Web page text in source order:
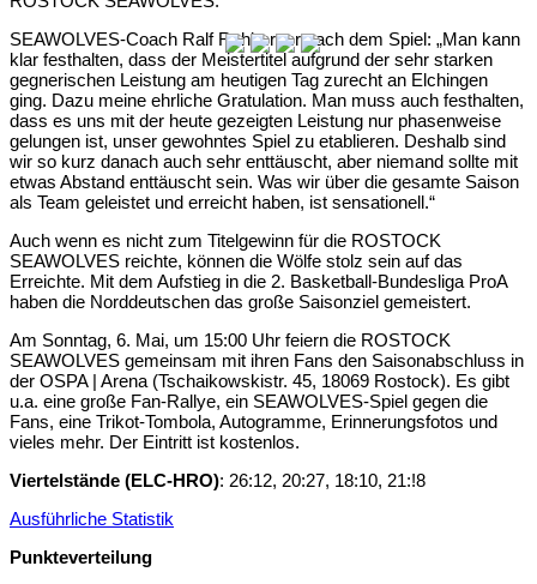
SEAWOLVES-Coach Ralf Rehberger nach dem Spiel: „Man kann
klar festhalten, dass der Meistertitel aufgrund der sehr starken
gegnerischen Leistung am heutigen Tag zurecht an Elchingen
ging. Dazu meine ehrliche Gratulation. Man muss auch festhalten,
dass es uns mit der heute gezeigten Leistung nur phasenweise
gelungen ist, unser gewohntes Spiel zu etablieren. Deshalb sind
wir so kurz danach auch sehr enttäuscht, aber niemand sollte mit
etwas Abstand enttäuscht sein. Was wir über die gesamte Saison
als Team geleistet und erreicht haben, ist sensationell.“
Auch wenn es nicht zum Titelgewinn für die ROSTOCK
SEAWOLVES reichte, können die Wölfe stolz sein auf das
Erreichte. Mit dem Aufstieg in die 2. Basketball-Bundesliga ProA
haben die Norddeutschen das große Saisonziel gemeistert.
Am Sonntag, 6. Mai, um 15:00 Uhr feiern die ROSTOCK
SEAWOLVES gemeinsam mit ihren Fans den Saisonabschluss in
der OSPA | Arena (Tschaikowskistr. 45, 18069 Rostock). Es gibt
u.a. eine große Fan-Rallye, ein SEAWOLVES-Spiel gegen die
Fans, eine Trikot-Tombola, Autogramme, Erinnerungsfotos und
vieles mehr. Der Eintritt ist kostenlos.
Viertelstände (ELC-HRO): 26:12, 20:27, 18:10, 21:!8
Ausführliche Statistik
Punkteverteilung